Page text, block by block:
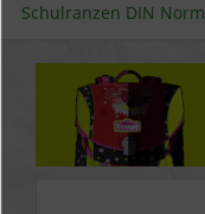
Schulranzen DIN Norm